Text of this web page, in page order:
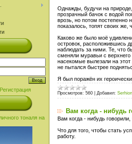
Регистрация
тоналя на
Однажды, будучи на
прозрачный бачок с водой
врозь, но потом постепенно
показалось, топят своих
Каково же было моё
островок, расположившись
наблюдать за ними. Те, что
сменяли муравьи с верхнего
насекомые вылезали на
не пытался быстрее
Я был поражён их
Просмотров: 560 Добавил:
Вам когда - нибудь
Вам когда - нибудь
Что для того, чтобы стать
работу.